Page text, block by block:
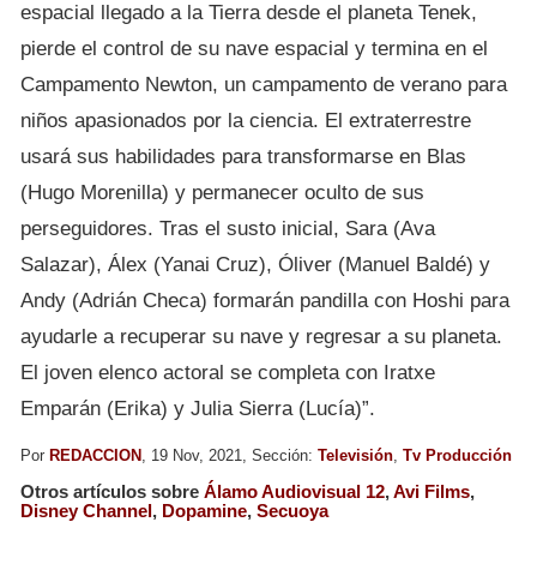
espacial llegado a la Tierra desde el planeta Tenek,
pierde el control de su nave espacial y termina en el
Campamento Newton, un campamento de verano para
niños apasionados por la ciencia. El extraterrestre
usará sus habilidades para transformarse en Blas
(Hugo Morenilla) y permanecer oculto de sus
perseguidores. Tras el susto inicial, Sara (Ava
Salazar), Álex (Yanai Cruz), Óliver (Manuel Baldé) y
Andy (Adrián Checa) formarán pandilla con Hoshi para
ayudarle a recuperar su nave y regresar a su planeta.
El joven elenco actoral se completa con Iratxe
Emparán (Erika) y Julia Sierra (Lucía)”.
Por REDACCION , 19 Nov, 2021, Sección: Televisión, Tv Producción
Otros artículos sobre Álamo Audiovisual 12,Avi Films,
Disney Channel, Dopamine, Secuoya